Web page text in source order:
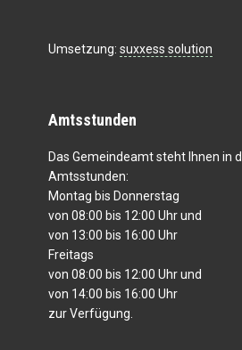
Umsetzung: suxxess solution
Amtsstunden
Das Gemeindeamt steht Ihnen in
Amtsstunden:
Montag bis Donnerstag
von 08:00 bis 12:00 Uhr und
von 13:00 bis 16:00 Uhr
Freitags
von 08:00 bis 12:00 Uhr und
von 14:00 bis 16:00 Uhr
zur Verfügung.